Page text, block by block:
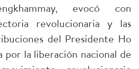
evocó con
revolucionaria y las
del Presidente Ho
por la liberación nacional de